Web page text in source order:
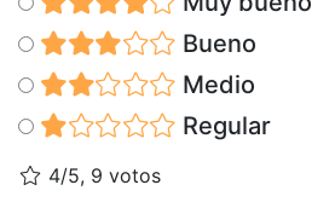
Bueno
Medio
Regular
4/5, 9 votos